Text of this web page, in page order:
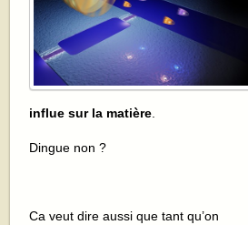
influe sur la matière
Dingue non ?
Ca veut dire aussi que tant qu’on